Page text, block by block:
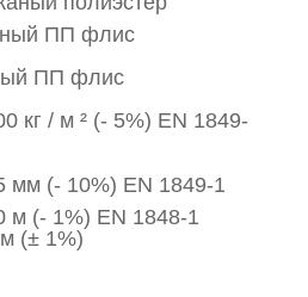
ПП флис
ПП флис
кг / м ² (- 5%) EN 1849-
мм (- 10%) EN 1849-1
м (- 1%) EN 1848-1
(± 1%)